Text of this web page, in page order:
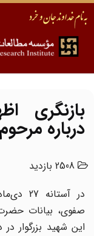
بازنگری
درباره
2508 بازدید
در
صفوی، بیانات حضرت